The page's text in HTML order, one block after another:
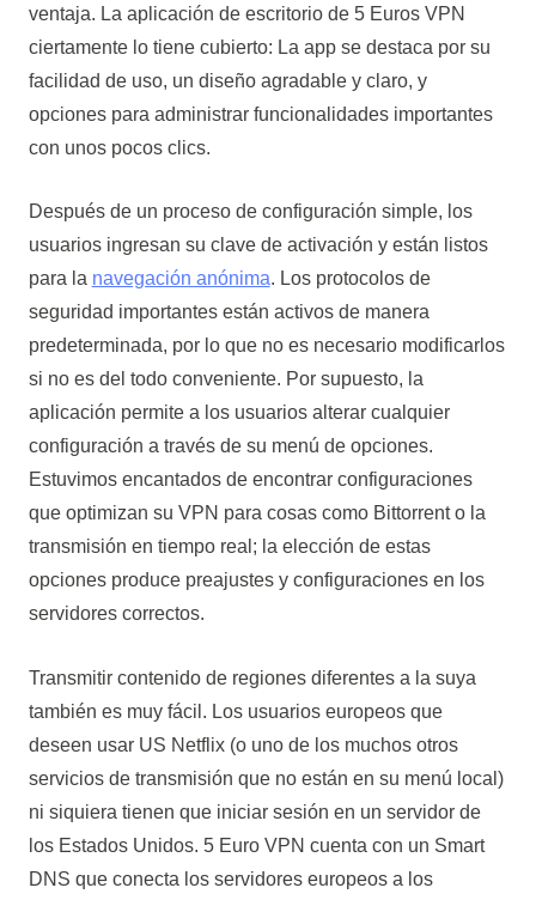
ventaja. La aplicación de escritorio de 5 Euros VPN
ciertamente lo tiene cubierto: La app se destaca por su
facilidad de uso, un diseño agradable y claro, y
opciones para administrar funcionalidades importantes
con unos pocos clics.
Después de un proceso de configuración simple, los
usuarios ingresan su clave de activación y están listos
para la navegación anónima. Los protocolos de
seguridad importantes están activos de manera
predeterminada, por lo que no es necesario modificarlos
si no es del todo conveniente. Por supuesto, la
aplicación permite a los usuarios alterar cualquier
configuración a través de su menú de opciones.
Estuvimos encantados de encontrar configuraciones
que optimizan su VPN para cosas como Bittorrent o la
transmisión en tiempo real; la elección de estas
opciones produce preajustes y configuraciones en los
servidores correctos.
Transmitir contenido de regiones diferentes a la suya
también es muy fácil. Los usuarios europeos que
deseen usar US Netflix (o uno de los muchos otros
servicios de transmisión que no están en su menú local)
ni siquiera tienen que iniciar sesión en un servidor de
los Estados Unidos. 5 Euro VPN cuenta con un Smart
DNS que conecta los servidores europeos a los